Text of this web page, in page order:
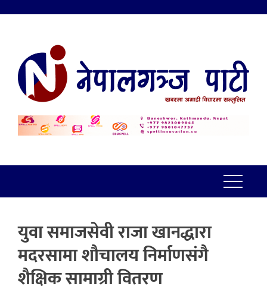
युवा समाजसेवी राजा खानद्धारा
मदरसामा शौचालय निर्माणसंगै
शैक्षिक सामाग्री वितरण